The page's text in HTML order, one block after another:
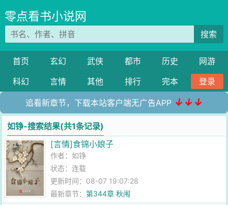
零点看书小说网
搜索
首页 玄幻 武侠 都市 历史
网游
科幻
言情 其他 排行 完本 登录
追看新章节，下载本站客户端无广告APP ↓↓↓
如铮-搜索结果(共1条记录)
[言情]食锦小娘子
作者：如铮
状态：连载
更新时间：08-07 19:07:28
最新章节：第344章 秋闱